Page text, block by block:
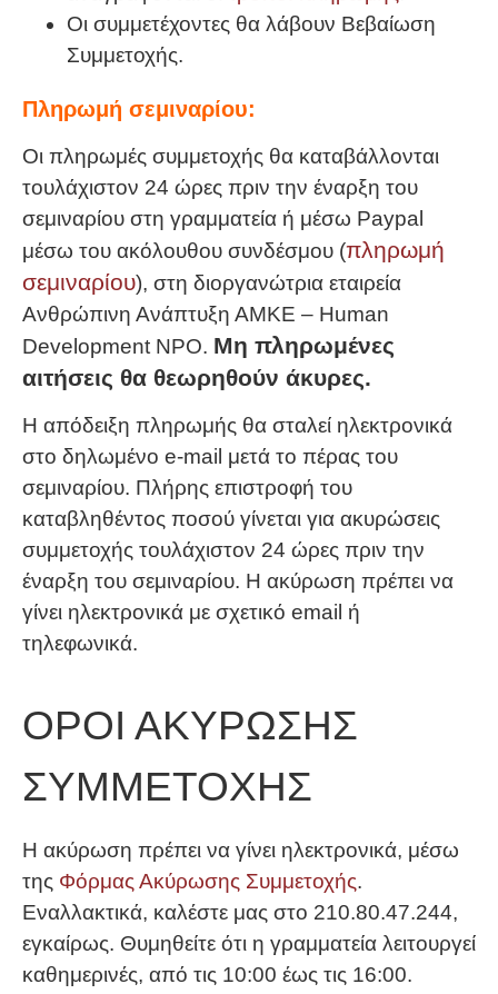
Οι συμμετέχοντες θα λάβουν Βεβαίωση
Συμμετοχής.
Πληρωμή σεμιναρίου:
Οι πληρωμές συμμετοχής θα καταβάλλονται
τουλάχιστον 24 ώρες πριν την έναρξη του
σεμιναρίου στη γραμματεία ή μέσω Paypal
μέσω του ακόλουθου συνδέσμου (πληρωμή
σεμιναρίου), στη διοργανώτρια εταιρεία
Ανθρώπινη Ανάπτυξη ΑΜΚΕ – Human
Development NPO. Μη πληρωμένες
αιτήσεις θα θεωρηθούν άκυρες.
Η απόδειξη πληρωμής θα σταλεί ηλεκτρονικά
στο δηλωμένο e-mail μετά το πέρας του
σεμιναρίου. Πλήρης επιστροφή του
καταβληθέντος ποσού γίνεται για ακυρώσεις
συμμετοχής τουλάχιστον 24 ώρες πριν την
έναρξη του σεμιναρίου. Η ακύρωση πρέπει να
γίνει ηλεκτρονικά με σχετικό email ή
τηλεφωνικά.
ΟΡΟΙ ΑΚΥΡΩΣΗΣ
ΣΥΜΜΕΤΟΧΗΣ
Η ακύρωση πρέπει να γίνει ηλεκτρονικά, μέσω
της Φόρμας Ακύρωσης Συμμετοχής.
Εναλλακτικά, καλέστε μας στο 210.80.47.244,
εγκαίρως. Θυμηθείτε ότι η γραμματεία λειτουργεί
καθημερινές, από τις 10:00 έως τις 16:00.